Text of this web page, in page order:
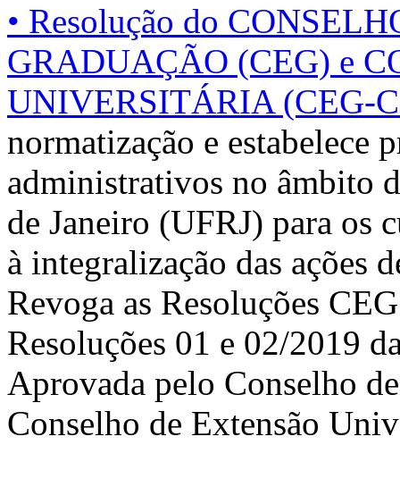
• Resolução do
GRADUAÇÃO (CEG) e
UNIVERSITÁRIA (CEG-
normatização e estabelece
administrativos no âmbito
de Janeiro (UFRJ) para os
à integralização das ações
Revoga as Resoluções
Resoluções 01 e 02/2019
Aprovada pelo Conselho
Conselho de Extensão